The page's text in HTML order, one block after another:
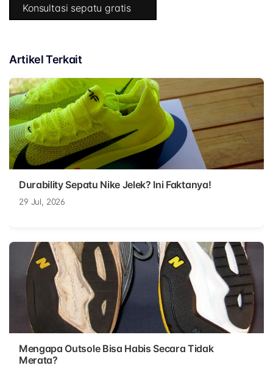
Konsultasi sepatu gratis
Artikel Terkait
Durability Sepatu Nike Jelek? Ini Faktanya!
29 Jul, 2026
Mengapa Outsole Bisa Habis Secara Tidak
Merata?